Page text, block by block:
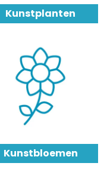
Kunstplanten
Kunstbloemen